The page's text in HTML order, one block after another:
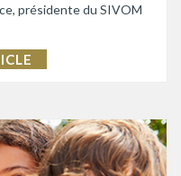
présidente du SIVOM